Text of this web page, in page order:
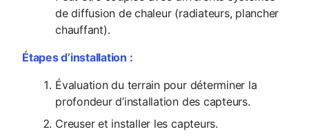
de diffusion de chaleur (radiateurs, plancher
chauffant).
Étapes d’installation :
Évaluation du terrain pour déterminer la
profondeur d’installation des capteurs.
Creuser et installer les capteurs.